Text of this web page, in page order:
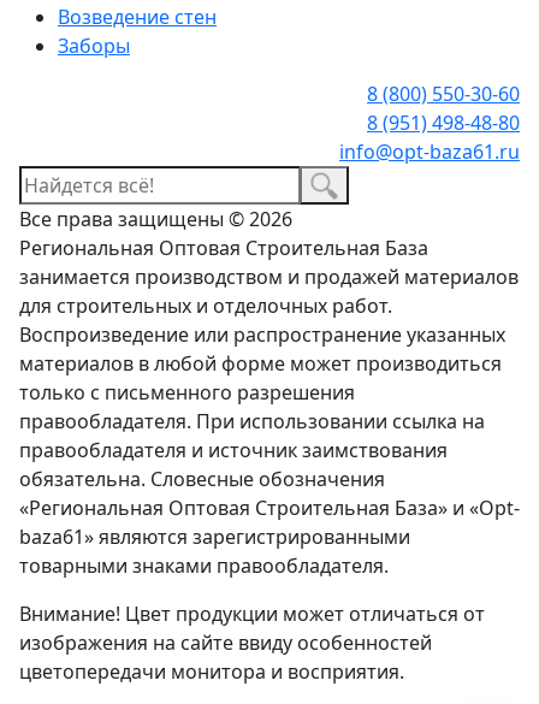
Возведение стен
Заборы
8 (800) 550-30-60
8 (951) 498-48-80
info@opt-baza61.ru
Все права защищены © 2026
Региональная Оптовая Строительная База
занимается производством и продажей материалов
для строительных и отделочных работ.
Воспроизведение или распространение указанных
материалов в любой форме может производиться
только с письменного разрешения
правообладателя. При использовании ссылка на
правообладателя и источник заимствования
обязательна. Словесные обозначения
«Региональная Оптовая Строительная База» и «Opt-
baza61» являются зарегистрированными
товарными знаками правообладателя.
Внимание! Цвет продукции может отличаться от
изображения на сайте ввиду особенностей
цветопередачи монитора и восприятия.